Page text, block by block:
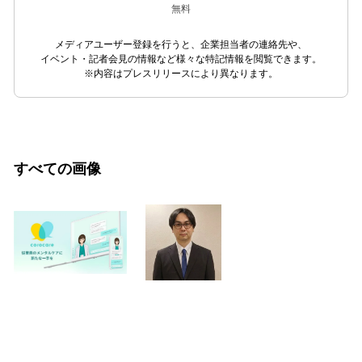
無料
メディアユーザー登録を行うと、企業担当者の連絡先や、
イベント・記者会見の情報など様々な特記情報を閲覧できます。
※内容はプレスリリースにより異なります。
すべての画像